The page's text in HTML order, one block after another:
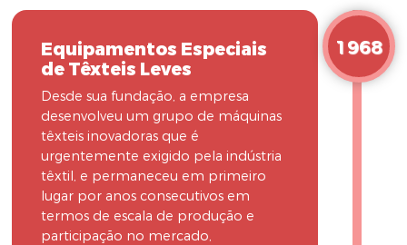
Equipamentos Especiais
de Têxteis Leves
Desde sua fundação, a empresa
desenvolveu um grupo de máquinas
têxteis inovadoras que é
urgentemente exigido pela indústria
têxtil, e permaneceu em primeiro
lugar por anos consecutivos em
termos de escala de produção e
participação no mercado,
1968